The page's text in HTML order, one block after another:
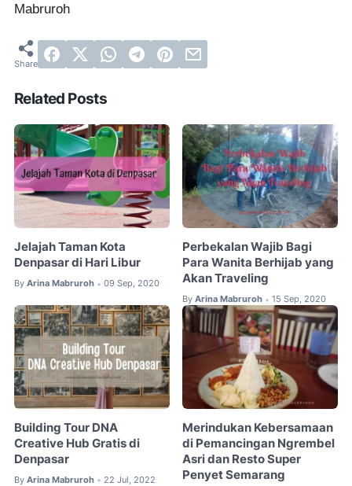
Mabruroh
Related Posts
Jelajah Taman Kota
Denpasar di Hari Libur
By Arina Mabruroh • 09 Sep, 2020
Perbekalan Wajib Bagi
Para Wanita Berhijab yang
Akan Traveling
By Arina Mabruroh • 15 Sep, 2020
Building Tour DNA
Creative Hub Gratis di
Denpasar
By Arina Mabruroh • 22 Jul, 2022
Merindukan Kebersamaan
di Pemancingan Ngrembel
Asri dan Resto Super
Penyet Semarang